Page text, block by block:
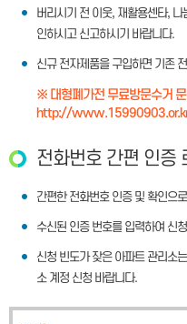
버리시기 전 이웃, 재활용센타,
인하시고 신고하시기 바랍니다.
신규 전자제품을 구입하면 기존
※ 대형폐가전 무료방문수거
http://
전화번호 간편 인증
간편한 전화번호 인증 및 확인으
수신된 인증 번호를 입력하여 신
신청 빈도가 잦은 아파트 관리
소 계정 신청 바랍니다.